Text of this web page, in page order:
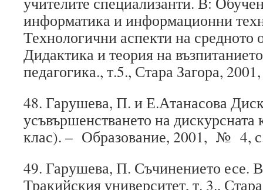
информатика и информационни
Технологични аспекти на средното
Дидактика и теория на
педагогика., т.5., Стара Загора,
48. Гарушева, П. и Е.Атанасова
усъвършенстването на дискурсната
клас). – Образование, 2001, № 4,
49. Гарушева, П. Съчинението есе.
Тракийския университет, т. 3.,